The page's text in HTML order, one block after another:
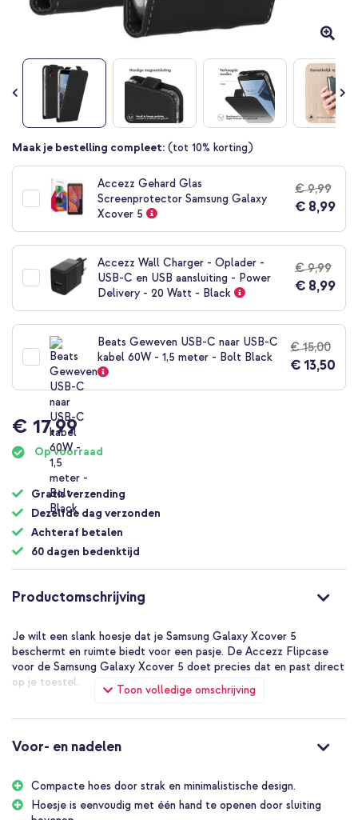
Ga
begin
van
gallerij
Maak je bestelling compleet: (tot 10% korting)
Accezz Gehard Glas
Screenprotector Samsung Galaxy
Xcover 5
€ 9,99
€ 8,99
Accezz Wall Charger - Oplader -
USB-C en USB aansluiting - Power
Delivery - 20 Watt - Black
€ 9,99
€ 8,99
Beats Geweven USB-C naar USB-C
kabel 60W - 1,5 meter - Bolt Black
€ 15,00
€ 13,50
€ 17,99
Op voorraad
Gratis verzending
Dezelfde dag verzonden
Achteraf betalen
60 dagen bedenktijd
Productomschrijving
Toon volledige omschrijving
Je wilt een slank hoesje dat je Samsung Galaxy Xcover 5
beschermt en ruimte biedt voor een pasje. De Accezz Flipcase
voor de Samsung Galaxy Xcover 5 doet precies dat en past direct
op je toestel.
blijft en betrouwbaar in gebruik is.
Pak je telefoon met één hand,
zelfs onderweg
De sterke magneetsluiting aan de bovenzijde laat je de flap snel
Voor- en nadelen
Compacte hoes door strak en minimalistische design.
Hoesje is eenvoudig met één hand te openen door sluiting